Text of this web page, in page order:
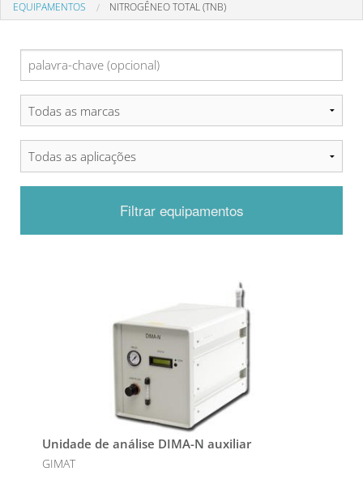
EQUIPAMENTOS NITROGÊNEO TOTAL (TNB)
Filtrar equipamentos
Unidade de análise DIMA-N auxiliar
GIMAT